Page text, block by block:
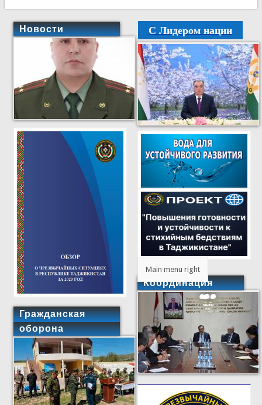
Новости
Гражданская
оборона
С Лидером нации
Main menu right
Координация